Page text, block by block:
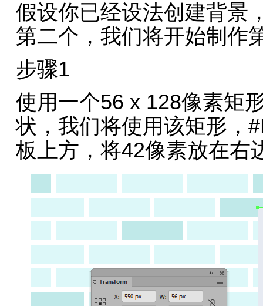
假设你已经设法创建背景
第二个，我们将开始制作
步骤1
使用一个56 x 128像素矩
状，我们将使用该矩形，
板上方，将42像素放在右